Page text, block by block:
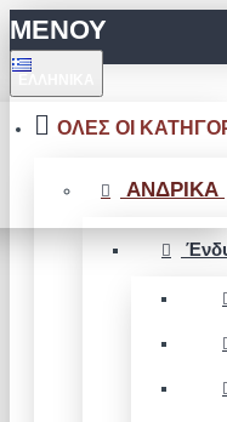
ΜΕΝΟΥ
ΟΛΕΣ ΟΙ
ΑΝΔΡΙΚΑ